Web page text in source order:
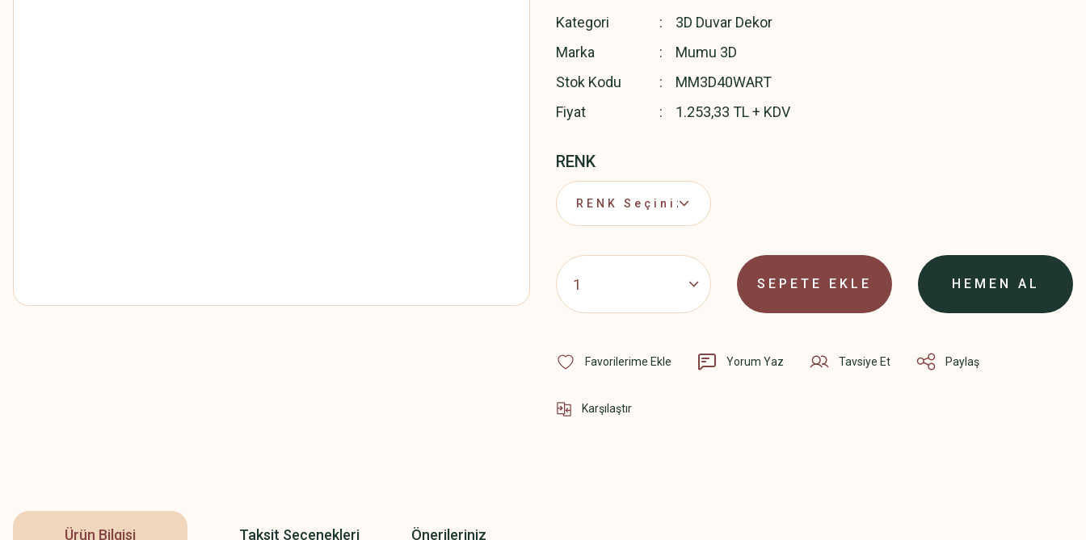
Kategori
3D Duvar Dekor
Marka
Mumu 3D
Stok Kodu
MM3D40WART
Fiyat
1.253,33 TL + KDV
RENK
SEPETE EKLE HEMEN AL
Yorum Yaz Tavsiye Et Paylaş
Karşılaştır
Ürün Bilgisi Taksit Seçenekleri Önerileriniz